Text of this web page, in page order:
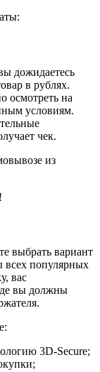
дожидаетесь
в рублях.
осмотреть на
условиям.
чек.
из
выбрать вариант
популярных
вас
вы должны
3D-Secure;